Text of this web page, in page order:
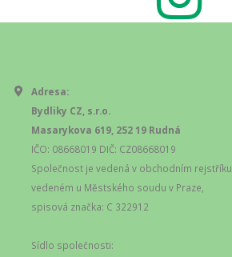
Adresa:
Bydliky CZ, s.r.o.
Masarykova 619, 252 19 Rudná
IČO: 08668019 DIČ: CZ08668019
Společnost je vedená v obchodním rejstříku
vedeném u Městského soudu v Praze,
spisová značka: C 322912
Sídlo společnosti: